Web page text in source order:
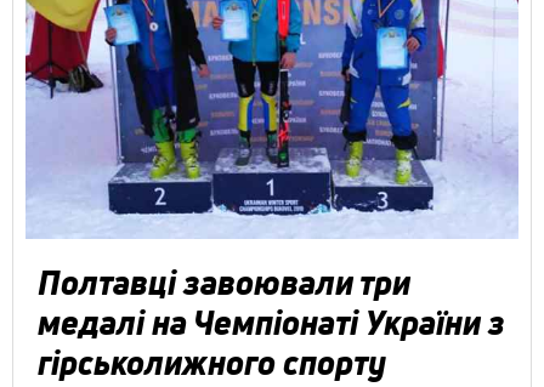
Полтавці завоювали три
медалі на Чемпіонаті України з
гірськолижного спорту